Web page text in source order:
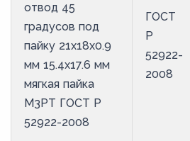
отвод 45
градусов под
пайку 21х18х0.9
мм 15.4х17.6 мм
мягкая пайка
М3РТ ГОСТ Р
52922-2008
ГОСТ
Р
52922-
2008